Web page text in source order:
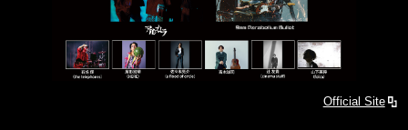
Official Site